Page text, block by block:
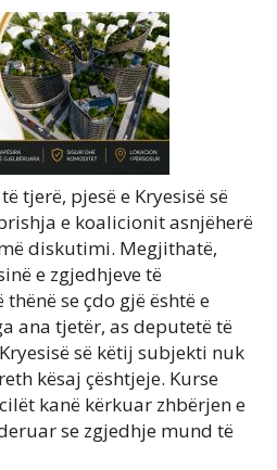
tjerë, pjesë e Kryesisë së
e koalicionit asnjëherë
diskutimi. Megjithatë,
e zgjedhjeve të
se çdo gjë është e
ana tjetër, as deputetë të
së këtij subjekti nuk
kësaj çështjeje. Kurse
kanë kërkuar zhbërjen e
se zgjedhje mund të